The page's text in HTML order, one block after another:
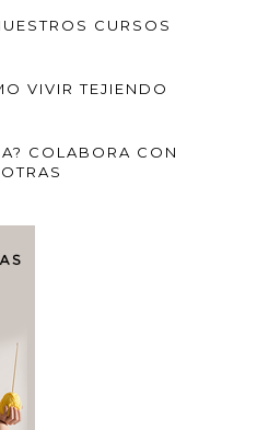
CURSOS
VIVIR TEJIENDO
COLABORA CON